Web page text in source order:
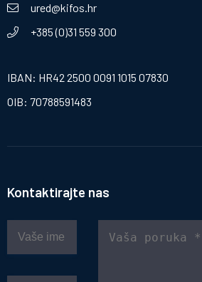
ured@kifos.hr
+385 (0)31 559 300
IBAN: HR42 2500 0091 1015 07830
OIB: 70788591483
Kontaktirajte nas